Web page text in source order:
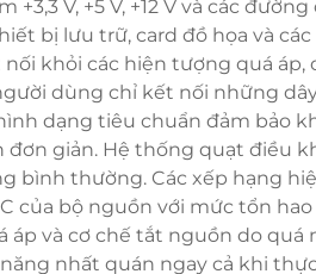
+3,3 V, +5 V, +12 V và các
bị lưu trữ, card đồ họa và
khỏi các hiện tượng quá áp,
dùng chỉ kết nối những
dạng tiêu chuẩn đảm bảo
đơn giản. Hệ thống quạt điều
bình thường. Các xếp hạng
của bộ nguồn với mức tổn
áp và cơ chế tắt nguồn do
nhất quán ngay cả khi